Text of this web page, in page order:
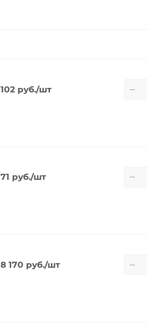
102руб./шт
71 руб./шт
8 170 руб./шт